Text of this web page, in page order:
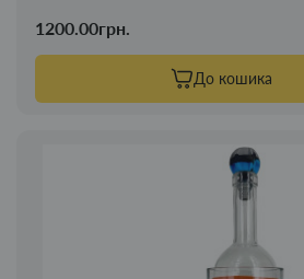
1200.00грн.
До кошика